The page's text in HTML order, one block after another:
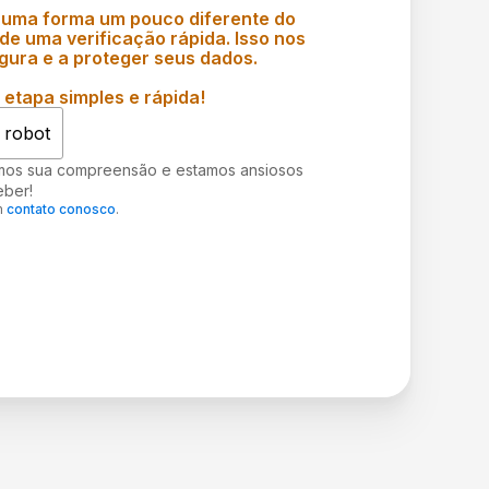
forma um pouco diferente do
uma verificação rápida. Isso nos
e a proteger seus dados.
simples e rápida!
robot
sua compreensão e estamos ansiosos
contato conosco.